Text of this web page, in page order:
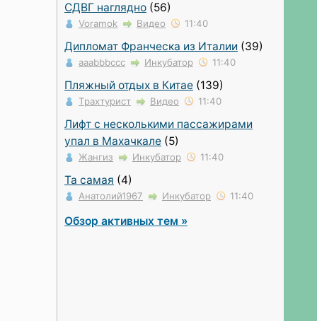
СДВГ наглядно (56)
Voramok Видео 11:40
Дипломат Франческа из Италии (39)
aaabbbccc Инкубатор 11:40
Пляжный отдых в Китае (139)
Трахтурист Видео 11:40
Лифт с несколькими пассажирами
упал в Махачкале (5)
Жангиз Инкубатор 11:40
Та самая (4)
Анатолий1967 Инкубатор 11:40
Обзор активных тем »